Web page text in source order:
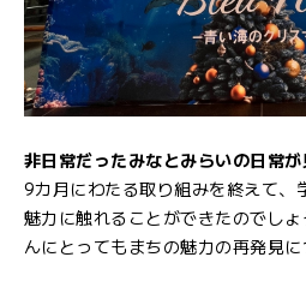
非日常だったみなとみらいの日常が
9カ月にわたる取り組みを終えて、
魅力に触れることができたのでし
んにとってもまちの魅力の再発見